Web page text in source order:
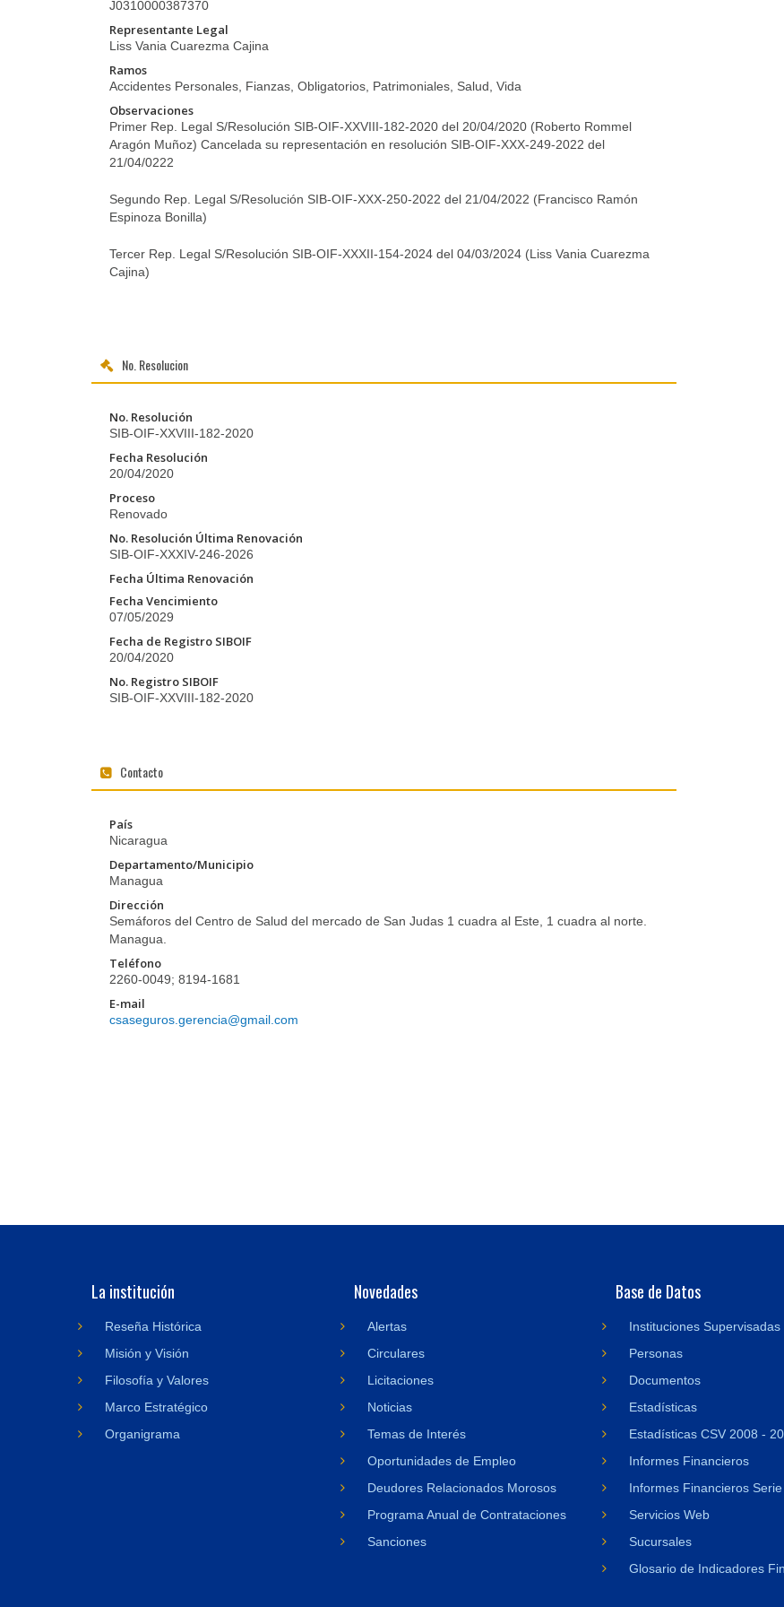
J0310000387370
Representante Legal
Liss Vania Cuarezma Cajina
Ramos
Accidentes Personales, Fianzas, Obligatorios, Patrimoniales, Salud, Vida
Observaciones
Primer Rep. Legal S/Resolución SIB-OIF-XXVIII-182-2020 del 20/04/2020 (Roberto Rommel
Aragón Muñoz) Cancelada su representación en resolución SIB-OIF-XXX-249-2022 del
21/04/0222
Segundo Rep. Legal S/Resolución SIB-OIF-XXX-250-2022 del 21/04/2022 (Francisco Ramón
Espinoza Bonilla)
Tercer Rep. Legal S/Resolución SIB-OIF-XXXII-154-2024 del 04/03/2024 (Liss Vania Cuarezma
Cajina)
No. Resolucion
No. Resolución
SIB-OIF-XXVIII-182-2020
Fecha Resolución
20/04/2020
Proceso
Renovado
No. Resolución Última Renovación
SIB-OIF-XXXIV-246-2026
Fecha Última Renovación
Fecha Vencimiento
07/05/2029
Fecha de Registro SIBOIF
20/04/2020
No. Registro SIBOIF
SIB-OIF-XXVIII-182-2020
Contacto
País
Nicaragua
Departamento/Municipio
Managua
Dirección
Semáforos del Centro de Salud del mercado de San Judas 1 cuadra al Este, 1 cuadra al norte.
Managua.
Teléfono
2260-0049; 8194-1681
E-mail
csaseguros.gerencia@gmail.com
La institución
Reseña Histórica
Misión y Visión
Filosofía y Valores
Marco Estratégico
Organigrama
Novedades
Alertas
Circulares
Licitaciones
Noticias
Temas de Interés
Oportunidades de Empleo
Deudores Relacionados Morosos
Programa Anual de Contrataciones
Sanciones
Base de Datos
Instituciones Supervisadas
Personas
Documentos
Estadísticas
Estadísticas CSV 2008 -
Informes Financieros
Informes Financieros
Servicios Web
Sucursales
Glosario de Indicadores